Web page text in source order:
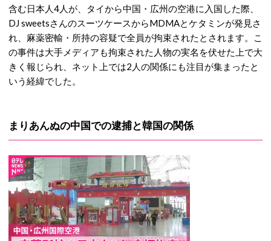
含む日本人4人が、タイから中国・広州の空港に入国した際、
DJ sweetsさんのスーツケースからMDMAとケタミンが発見さ
れ、麻薬密輸・所持の容疑で全員が拘束されたとされます。
こ
の事件は大手メディアも拘束された人物の実名を伏せた上で大
きく報じられ、ネット上では2人の関係にも注目が集まったと
いう経緯でした。
まりあんぬの中国での逮捕と韓国の関係